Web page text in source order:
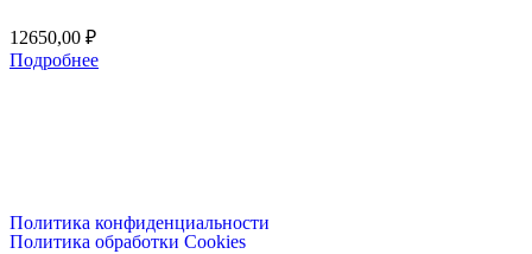
12650,00 ₽
Подробнее
Политика конфиденциальности
Политика обработки Cookies